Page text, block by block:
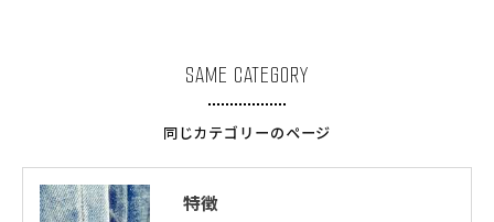
同じカテゴリーのページ
SAME CATEGORY
特徴